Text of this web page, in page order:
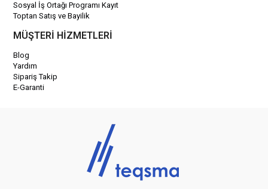
Sosyal İş Ortağı Programı Kayıt
Toptan Satış ve Bayilik
MÜŞTERİ HİZMETLERİ
Blog
Yardım
Sipariş Takip
E-Garanti